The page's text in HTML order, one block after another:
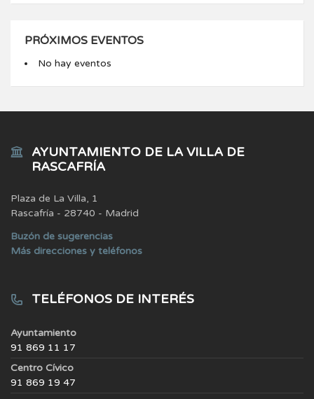
PRÓXIMOS EVENTOS
No hay eventos
AYUNTAMIENTO DE LA VILLA DE
RASCAFRÍA
Plaza de La Villa, 1
Rascafría - 28740 - Madrid
Buzón de sugerencias
Más direcciones y teléfonos
TELÉFONOS DE INTERÉS
Ayuntamiento
91 869 11 17
Centro Cívico
91 869 19 47